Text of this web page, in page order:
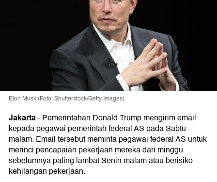
Elon Musk (Foto: Shutterstock/Getty Images)
Jakarta-Pemerintahan Donald Trump mengirim email
kepada pegawai pemerintah federal AS pada Sabtu
malam. Email tersebut meminta pegawai federal AS untuk
merinci pencapaian pekerjaan mereka dari minggu
sebelumnya paling lambat Senin malam atau berisiko
kehilangan pekerjaan.